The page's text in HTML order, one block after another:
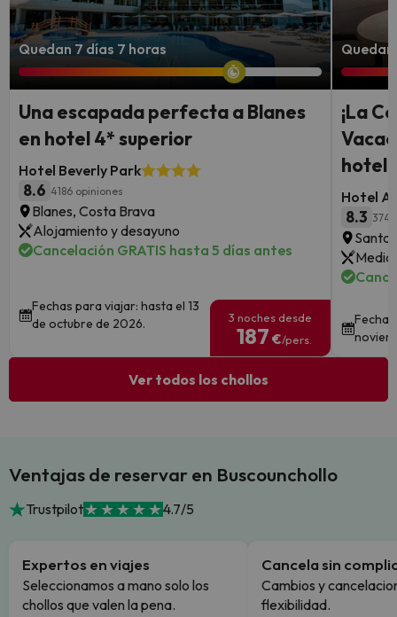
Quedan 7 días 7 horas
Una escapada perfecta a Blanes
en hotel 4* superior
Hotel Beverly Park
8.6 4186 opiniones
Blanes, Costa Brava
Alojamiento y desayuno
Cancelación GRATIS hasta 5 días antes
Fechas para viajar: hasta el 13
de octubre de 2026.
3 noches desde
187 €/pers.
¡La
hotel
Hotel
8.3 374
Santa
Media
Ver todos los chollos
Ventajas de reservar en Buscounchollo
Trustpilot 4.7/5
Expertos en viajes
Seleccionamos a mano solo los
chollos que valen la pena.
Cancela sin
Cambios y
flexibilidad.